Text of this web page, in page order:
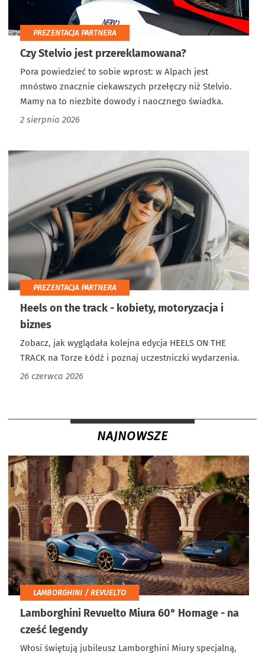
PREZENTACJA PARTNERA
Czy Stelvio jest przereklamowana?
Pora powiedzieć to sobie wprost: w Alpach jest
mnóstwo znacznie ciekawszych przełęczy niż Stelvio.
Mamy na to niezbite dowody i naocznego świadka.
2 sierpnia 2026
PREZENTACJA PARTNERA
Heels on the track - kobiety, motoryzacja i
biznes
Zobacz, jak wyglądała kolejna edycja HEELS ON THE
TRACK na Torze Łódź i poznaj uczestniczki wydarzenia.
26 czerwca 2026
NAJNOWSZE
LAMBORGHINI / REVUELTO
Lamborghini Revuelto Miura 60° Homage - na
cześć legendy
Włosi świętują jubileusz Lamborghini Miury specjalną,